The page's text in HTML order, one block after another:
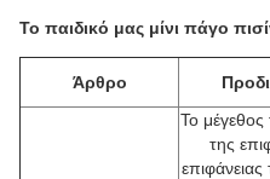
Το παιδικό μας μίνι πάγο
Άρθρο
Το μέγεθος
της
επιφάνειας